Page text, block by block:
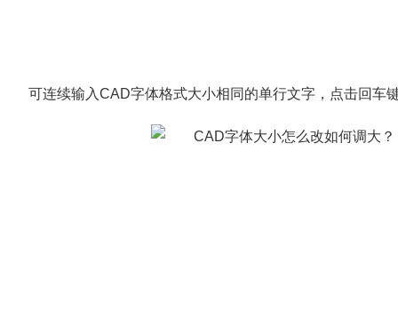
可连续输入CAD字体格式大小相同的单行文字，点击回车